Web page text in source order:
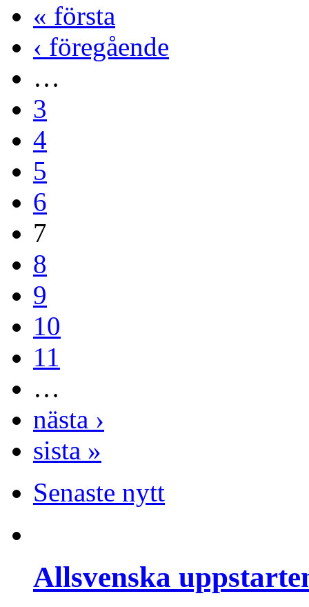
« första
‹ föregående
…
3
4
5
6
7
8
9
10
11
…
nästa ›
sista »
Senaste nytt
Allsvenska